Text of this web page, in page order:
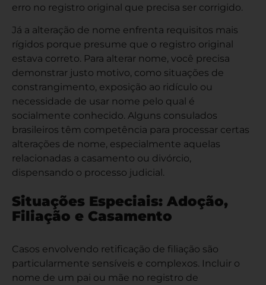
erro no registro original que precisa ser corrigido.
Já a alteração de nome enfrenta requisitos mais
rígidos porque presume que o registro original
estava correto. Para alterar nome, você precisa
demonstrar justo motivo, como situações de
constrangimento, exposição ao ridículo ou
necessidade de usar nome pelo qual é
socialmente conhecido. Alguns consulados
brasileiros têm competência para processar certas
alterações de nome, especialmente aquelas
relacionadas a casamento ou divórcio,
dispensando o processo judicial.
Situações Especiais: Adoção,
Filiação e Casamento
Casos envolvendo retificação de filiação são
particularmente sensíveis e complexos. Incluir o
nome de um pai ou mãe no registro de